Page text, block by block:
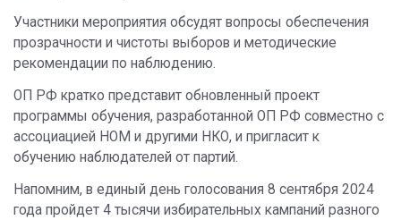
Участники мероприятия обсудят вопросы обеспечения
прозрачности и чистоты выборов и методические
рекомендации по наблюдению.
ОП РФ кратко представит обновленный проект
программы обучения, разработанной ОП РФ совместно с
ассоциацией НОМ и другими НКО, и пригласит к
обучению наблюдателей от партий.
Напомним, в единый день голосования 8 сентября 2024
года пройдет 4 тысячи избирательных кампаний разного